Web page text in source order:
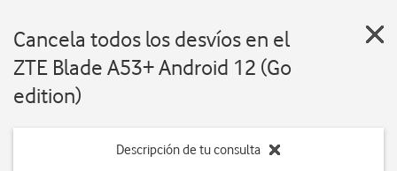
Cancela todos los desvíos en el
ZTE Blade A53+ Android 12 (Go
edition)
Descripción de tu consulta